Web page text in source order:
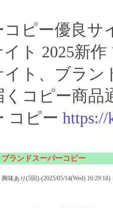
ピー優良サ
イト 2025新
イト、ブラン
くコピー商品
コピー https://
ブランドスーパーコピー
興味あり(5回)-(2025/05/14(Wed) 16:29:18)